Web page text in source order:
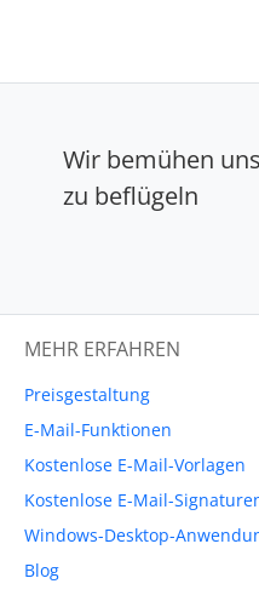
Wir bemühen
zu beflügeln
MEHR ERFAHREN
Preisgestaltung
E-Mail-Funktionen
Kostenlose E-Mail-Vorlagen
Kostenlose E-Mail-
Windows-Desktop-
Blog